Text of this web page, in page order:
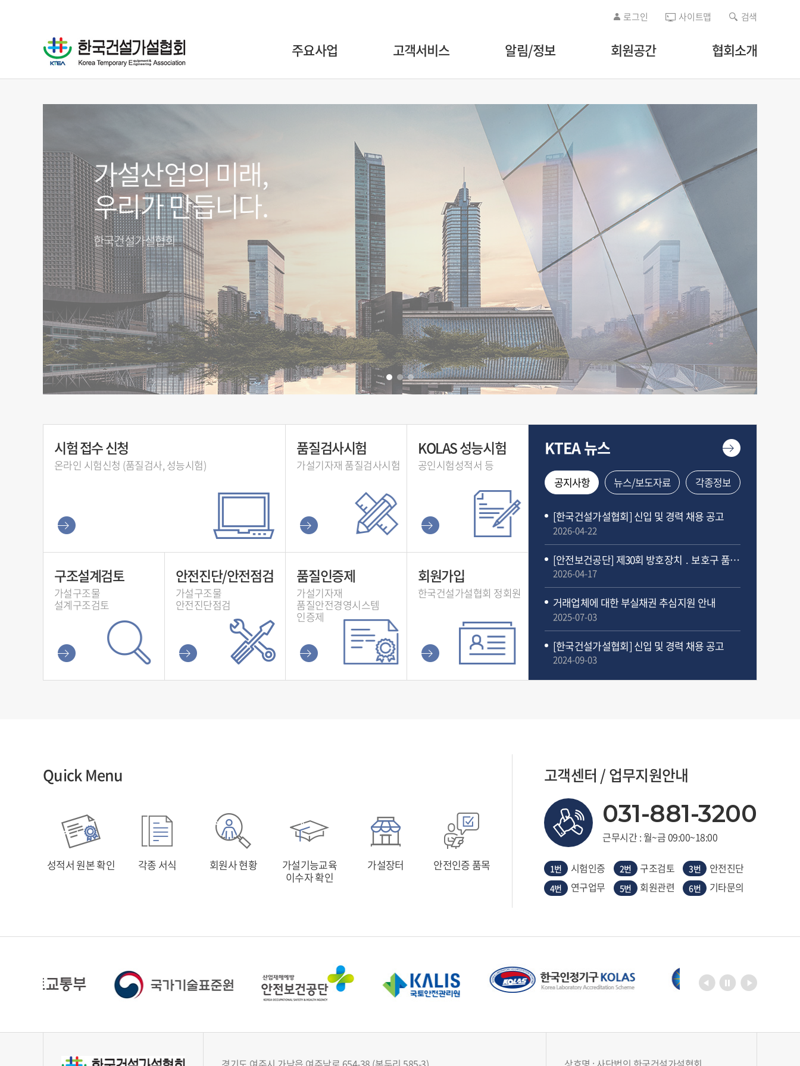
로그인 사이트맵 검색
주요사업 고객서비스 알림/정보 회원공간 협회소개
가설산업의 미래,
우리가 만듭니다.
한국건설가설협회
국내 최고의
가설기자재 전문기관
한국건설가설협회
가설기자재
품질관리
건설현장 사고예방의 시작
시험 접수 신청
온라인 시험신청 (품질검사, 성능시험)
품질검사시험
가설기자재 품질검사시험
KOLAS 성능시험
공인시험성적서 등
구조설계검토
가설구조물
설계구조검토
안전진단/안전점검
가설구조물
안전진단점검
품질인증제
가설기자재
품질안전경영시스템
인증제
회원가입
한국건설가설협회 정회원
KTEA 뉴스
공지사항 뉴스/보도자료 각종정보
[한국건설가설협회] 신입 및 경력 채용 공고
2026-04-22
[안전보건공단] 제30회 방호장치 ․ 보호구 품질대상(大賞) 품평회 개최 알림
2026-04-17
거래업체에 대한 부실채권 추심지원 안내
2025-07-03
[한국건설가설협회] 신입 및 경력 채용 공고
2024-09-03
Quick Menu
성적서 원본 확인 각종 서식 회원사 현황
가설기능교육
이수자 확인
가설장터 안전인증 품목
고객센터 / 업무지원안내
031-881-3200
근무시간 : 월~금 09:00~18:00
1번 시험인증 2번 구조검토 3번 안전진단
4번 연구업무 5번 회원관련 6번 기타문의